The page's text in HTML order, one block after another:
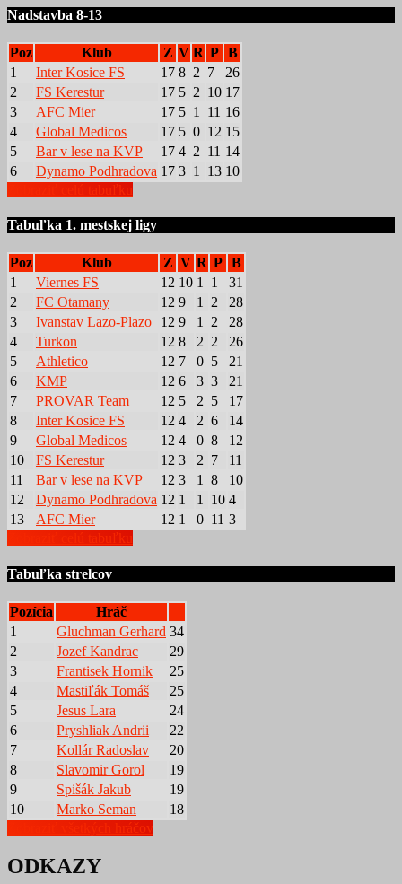
Nadstavba 8-13
Poz Klub Z V R P B
1
Inter Kosice FS 17 8 2 7
26
2
FS Kerestur 17 5 2 10 17
3
AFC Mier 17 5 1 11 16
4
Global Medicos 17 5 0 12 15
5
Bar v lese na KVP 17 4 2 11 14
6
Dynamo Podhradova 17 3 1 13 10
Tabuľka 1. mestskej ligy
Poz Klub Z V R P B
1
Viernes FS 12 10 1 1
31
2
FC Otamany 12 9 1 2
28
3
Ivanstav Lazo-Plazo 12 9 1 2
28
4
Turkon 12 8 2 2
26
5
Athletico 12 7 0 5
21
6
KMP 12 6 3 3
21
7
PROVAR Team 12 5 2 5
17
8
Inter Kosice FS 12 4 2 6
14
9
Global Medicos 12 4 0 8
12
10
FS Kerestur 12 3 2 7
11
11
Bar v lese na KVP 12 3 1 8
10
12
Dynamo Podhradova 12 1 1 10 4
13
AFC Mier 12 1 0 11 3
Zobraziť celú tabuľku
Tabuľka strelcov
Pozícia
Hráč
1
Gluchman Gerhard 34
2
Jozef Kandrac
29
3
Frantisek Hornik
25
4
Mastiľák Tomáš
25
5
Jesus Lara
24
6
Pryshliak Andrii
22
7
Kollár Radoslav
20
8
Slavomir Gorol
19
9
Spišák Jakub
19
10
Marko Seman
18
Zobraziť všetkých hráčov
ODKAZY